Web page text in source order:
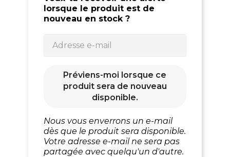
lorsque le produit est de
nouveau en stock ?
Préviens-moi lorsque ce
produit sera de nouveau
disponible.
Nous vous enverrons un e-mail
dès que le produit sera disponible.
Votre adresse e-mail ne sera pas
partagée avec quelqu'un d'autre.